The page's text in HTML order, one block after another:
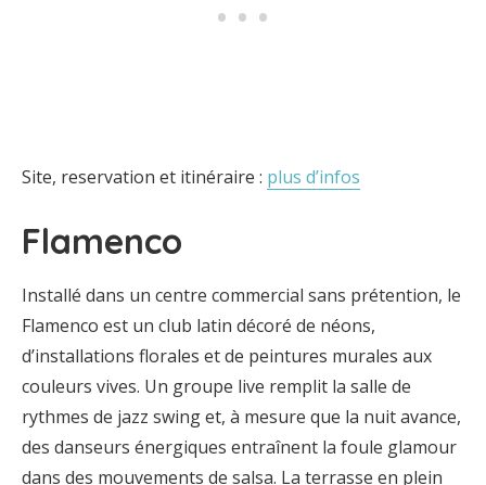
Site, reservation et itinéraire : plus d’infos
Flamenco
Installé dans un centre commercial sans prétention, le
Flamenco est un club latin décoré de néons,
d’installations florales et de peintures murales aux
couleurs vives. Un groupe live remplit la salle de
rythmes de jazz swing et, à mesure que la nuit avance,
des danseurs énergiques entraînent la foule glamour
dans des mouvements de salsa. La terrasse en plein